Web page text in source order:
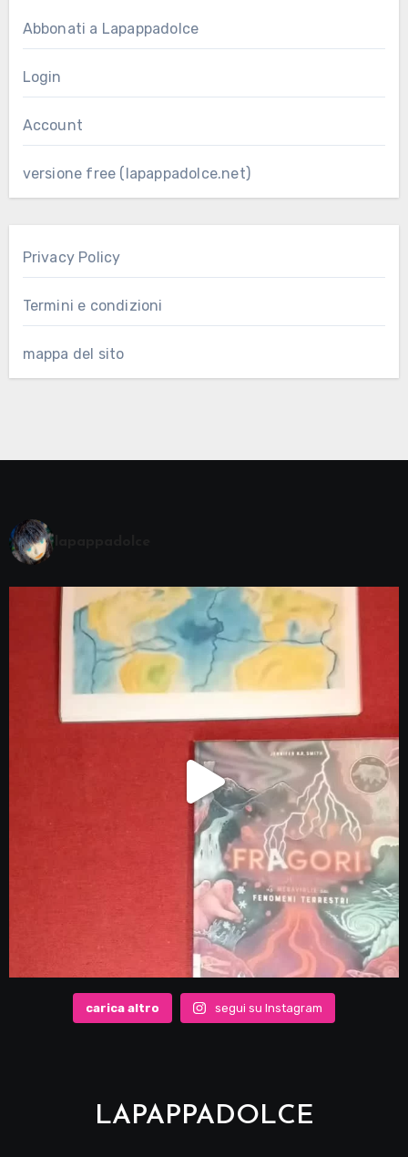
Abbonati a Lapappadolce
Login
Account
versione free (lapappadolce.net)
Privacy Policy
Termini e condizioni
mappa del sito
carica altro segui su Instagram
LAPAPPADOLCE